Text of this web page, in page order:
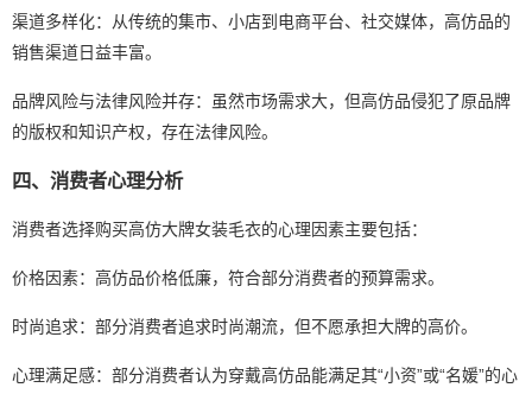
渠道多样化：从传统的集市、小店到电商平台、社交媒体，高仿品的
销售渠道日益丰富。
品牌风险与法律风险并存：虽然市场需求大，但高仿品侵犯了原品牌
的版权和知识产权，存在法律风险。
四、消费者心理分析
消费者选择购买高仿大牌女装毛衣的心理因素主要包括：
价格因素：高仿品价格低廉，符合部分消费者的预算需求。
时尚追求：部分消费者追求时尚潮流，但不愿承担大牌的高价。
心理满足感：部分消费者认为穿戴高仿品能满足其“小资”或“名媛”的心